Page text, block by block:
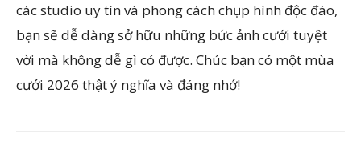
các studio uy tín và phong cách chụp hình độc đáo,
bạn sẽ dễ dàng sở hữu những bức ảnh cưới tuyệt
vời mà không dễ gì có được. Chúc bạn có một mùa
cưới 2026 thật ý nghĩa và đáng nhớ!